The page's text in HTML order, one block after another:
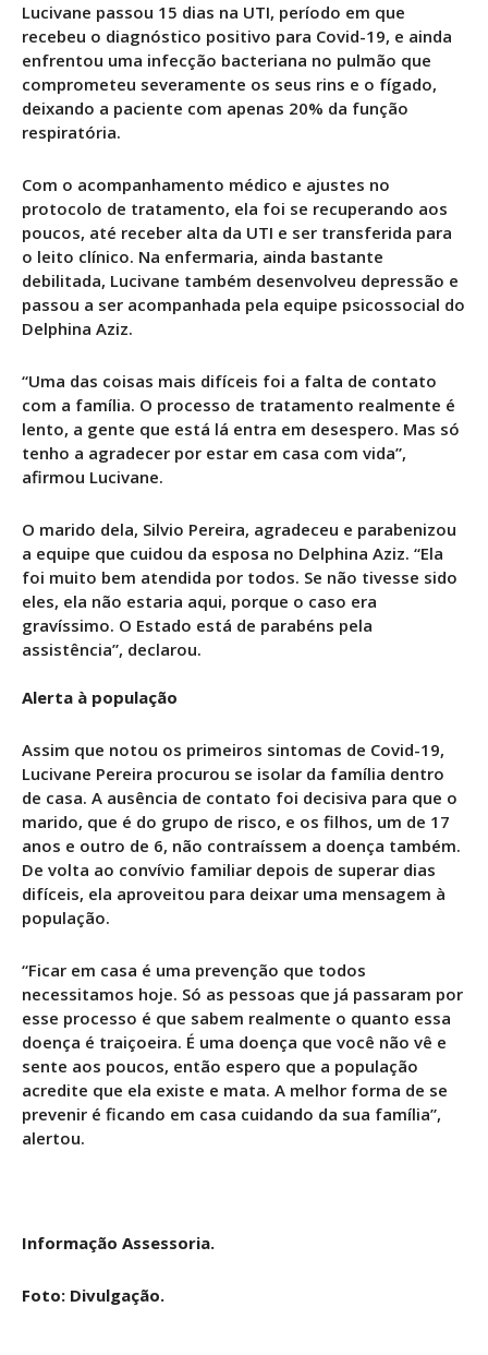
Lucivane passou 15 dias na UTI, período em que
recebeu o diagnóstico positivo para Covid-19, e ainda
enfrentou uma infecção bacteriana no pulmão que
comprometeu severamente os seus rins e o fígado,
deixando a paciente com apenas 20% da função
respiratória.
Com o acompanhamento médico e ajustes no
protocolo de tratamento, ela foi se recuperando aos
poucos, até receber alta da UTI e ser transferida para
o leito clínico. Na enfermaria, ainda bastante
debilitada, Lucivane também desenvolveu depressão e
passou a ser acompanhada pela equipe psicossocial do
Delphina Aziz.
“Uma das coisas mais difíceis foi a falta de contato
com a família. O processo de tratamento realmente é
lento, a gente que está lá entra em desespero. Mas só
tenho a agradecer por estar em casa com vida”,
afirmou Lucivane.
O marido dela, Silvio Pereira, agradeceu e parabenizou
a equipe que cuidou da esposa no Delphina Aziz. “Ela
foi muito bem atendida por todos. Se não tivesse sido
eles, ela não estaria aqui, porque o caso era
gravíssimo. O Estado está de parabéns pela
assistência”, declarou.
Alerta à população
Assim que notou os primeiros sintomas de Covid-19,
Lucivane Pereira procurou se isolar da família dentro
de casa. A ausência de contato foi decisiva para que o
marido, que é do grupo de risco, e os filhos, um de 17
anos e outro de 6, não contraíssem a doença também.
De volta ao convívio familiar depois de superar dias
difíceis, ela aproveitou para deixar uma mensagem à
população.
“Ficar em casa é uma prevenção que todos
necessitamos hoje. Só as pessoas que já passaram por
esse processo é que sabem realmente o quanto essa
doença é traiçoeira. É uma doença que você não vê e
sente aos poucos, então espero que a população
acredite que ela existe e mata. A melhor forma de se
prevenir é ficando em casa cuidando da sua família”,
alertou.
Informação Assessoria.
Foto: Divulgação.